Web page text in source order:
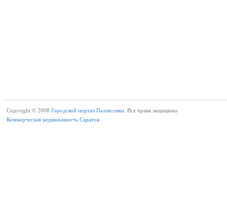
Copyright © 2008 Городской портал Палласовки. Все права защищены
Коммерческая недвижимость Саратов